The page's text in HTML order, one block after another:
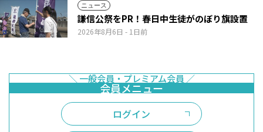
ニュース
2026年8月6日 - 1日前
謙信公祭をPR！春日中生徒がのぼり旗設置
ログイン